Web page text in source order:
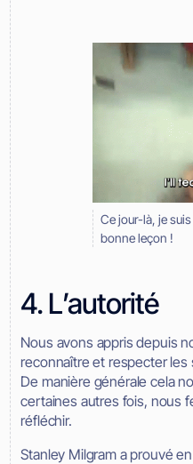
Ce jour-là, je
bonne leçon !
4. L’autorité
Nous avons appris depuis
reconnaître et respecter les
De manière générale cela
certaines autres fois, nous
réfléchir.
Stanley Milgram a prouvé